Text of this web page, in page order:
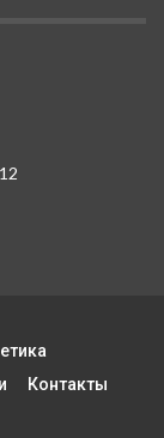
Контакты